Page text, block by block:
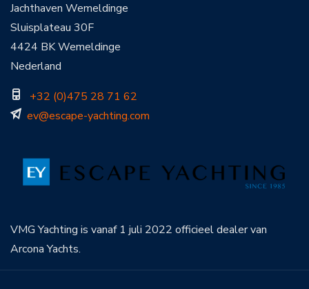
Jachthaven Wemeldinge
Sluisplateau 30F
4424 BK Wemeldinge
Nederland
+32 (0)475 28 71 62
ev@escape-yachting.com
VMG Yachting is vanaf 1 juli 2022 officieel dealer van
Arcona Yachts.